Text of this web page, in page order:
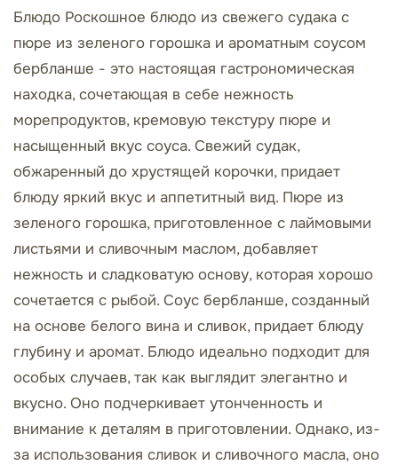
Блюдо Роскошное блюдо из свежего судака с
пюре из зеленого горошка и ароматным соусом
бербланше - это настоящая гастрономическая
находка, сочетающая в себе нежность
морепродуктов, кремовую текстуру пюре и
насыщенный вкус соуса. Свежий судак,
обжаренный до хрустящей корочки, придает
блюду яркий вкус и аппетитный вид. Пюре из
зеленого горошка, приготовленное с лаймовыми
листьями и сливочным маслом, добавляет
нежность и сладковатую основу, которая хорошо
сочетается с рыбой. Соус бербланше, созданный
на основе белого вина и сливок, придает блюду
глубину и аромат. Блюдо идеально подходит для
особых случаев, так как выглядит элегантно и
вкусно. Оно подчеркивает утонченность и
внимание к деталям в приготовлении. Однако, из-
за использования сливок и сливочного масла, оно